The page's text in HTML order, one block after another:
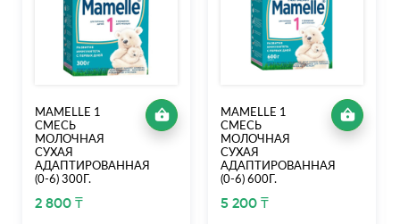
MAMELLE 1
СМЕСЬ
МОЛОЧНАЯ
СУХАЯ
АДАПТИРОВАННАЯ
(0-6) 300Г.
2 800 ₸
MAMELLE 1
СМЕСЬ
МОЛОЧНАЯ
СУХАЯ
АДАПТИРОВАННАЯ
(0-6) 600Г.
5 200 ₸